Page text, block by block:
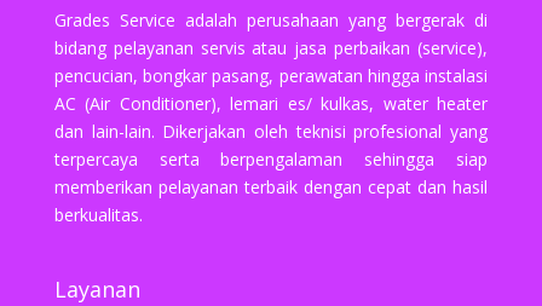
Grades Service adalah perusahaan yang bergerak di
bidang pelayanan servis atau jasa perbaikan (service),
pencucian, bongkar pasang, perawatan hingga instalasi
AC (Air Conditioner), lemari es/ kulkas, water heater
dan lain-lain. Dikerjakan oleh teknisi profesional yang
terpercaya serta berpengalaman sehingga siap
memberikan pelayanan terbaik dengan cepat dan hasil
berkualitas.
Layanan